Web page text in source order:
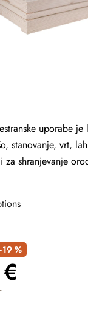
uporabe je
stanovanje, vrt,
za shranjevanje
%